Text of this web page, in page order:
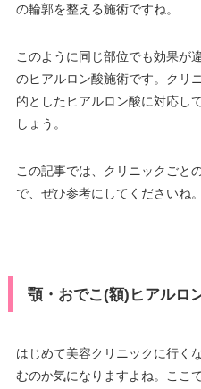
の輪郭を整える施術ですね。
このように同じ部位でも効果が
のヒアルロン酸施術です。クリ
的としたヒアルロン酸に対応し
しょう。
この記事では、クリニックごと
で、ぜひ参考にしてくださいね。
顎・おでこ(額)ヒアルロ
はじめて美容クリニックに行く
むのか気になりますよね。ここ